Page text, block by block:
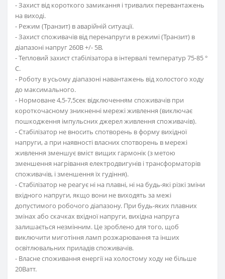
- Захист від короткого замикання і тривалих перевантажень
на виході.
- Режим (Транзит) в аварійній ситуації.
- Захист споживачів від перенапруги в режимі (Транзит) в
діапазоні напруг 260В +/- 5В.
- Тепловий захист стабілізатора в інтервалі температур 75-85 °
С.
- Роботу в усьому діапазоні навантажень від холостого ходу
до максимального.
- Нормоване 4,5-7,5сек відключенням споживачів при
короткочасному зникненні мережі живлення (виключає
пошкодження імпульсних джерел живлення споживачів).
- Стабілізатор не вносить спотворень в форму вихідної
напруги, а при наявності власних спотворень в мережі
живлення зменшує вміст вищих гармонік (з метою
зменшення нагрівання електродвигунів і трансформаторів
споживачів, і зменшення їх гудіння).
- Стабілізатор не реагує ні на плавні, ні на будь-які різкі зміни
вхідного напруги, якщо вони не виходять за межі
допустимого робочого діапазону. При будь-яких плавних
змінах або скачках вхідної напруги, вихідна напруга
залишається незмінним. Це зроблено для того, щоб
виключити миготіння ламп розжарювання та інших
освітлювальних приладів споживачів.
- Власне споживання енергії на холостому ходу не більше
20Ватт.